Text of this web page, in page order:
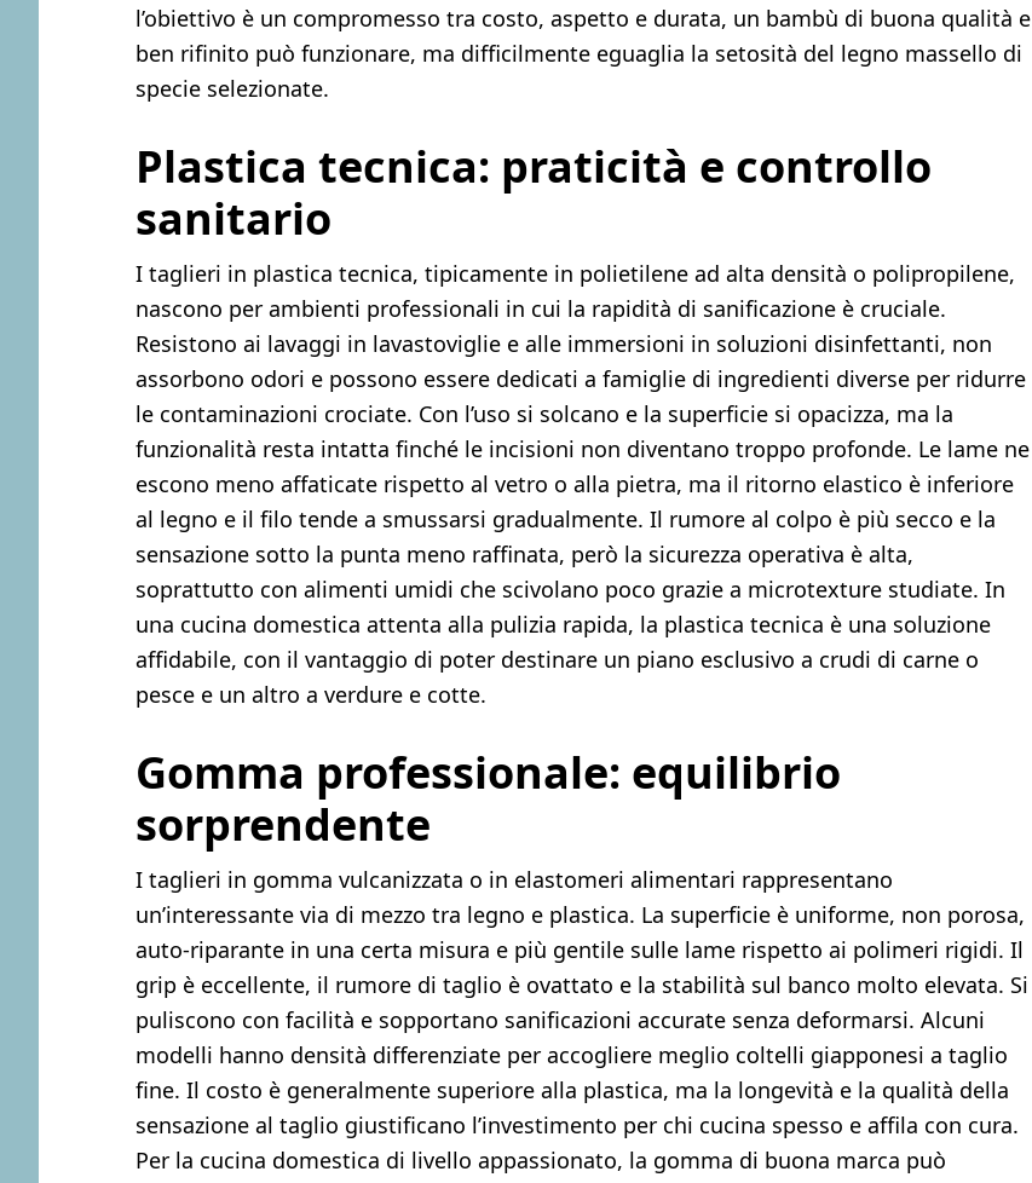
l’obiettivo è un compromesso tra costo, aspetto e durata, un bambù di buona qualità e
ben rifinito può funzionare, ma difficilmente eguaglia la setosità del legno massello di
specie selezionate.
Plastica tecnica: praticità e controllo
sanitario
I taglieri in plastica tecnica, tipicamente in polietilene ad alta densità o polipropilene,
nascono per ambienti professionali in cui la rapidità di sanificazione è cruciale.
Resistono ai lavaggi in lavastoviglie e alle immersioni in soluzioni disinfettanti, non
assorbono odori e possono essere dedicati a famiglie di ingredienti diverse per ridurre
le contaminazioni crociate. Con l’uso si solcano e la superficie si opacizza, ma la
funzionalità resta intatta finché le incisioni non diventano troppo profonde. Le lame ne
escono meno affaticate rispetto al vetro o alla pietra, ma il ritorno elastico è inferiore
al legno e il filo tende a smussarsi gradualmente. Il rumore al colpo è più secco e la
sensazione sotto la punta meno raffinata, però la sicurezza operativa è alta,
soprattutto con alimenti umidi che scivolano poco grazie a microtexture studiate. In
una cucina domestica attenta alla pulizia rapida, la plastica tecnica è una soluzione
affidabile, con il vantaggio di poter destinare un piano esclusivo a crudi di carne o
pesce e un altro a verdure e cotte.
Gomma professionale: equilibrio
sorprendente
I taglieri in gomma vulcanizzata o in elastomeri alimentari rappresentano
un’interessante via di mezzo tra legno e plastica. La superficie è uniforme, non porosa,
auto-riparante in una certa misura e più gentile sulle lame rispetto ai polimeri rigidi. Il
grip è eccellente, il rumore di taglio è ovattato e la stabilità sul banco molto elevata. Si
puliscono con facilità e sopportano sanificazioni accurate senza deformarsi. Alcuni
modelli hanno densità differenziate per accogliere meglio coltelli giapponesi a taglio
fine. Il costo è generalmente superiore alla plastica, ma la longevità e la qualità della
sensazione al taglio giustificano l’investimento per chi cucina spesso e affila con cura.
Per la cucina domestica di livello appassionato, la gomma di buona marca può